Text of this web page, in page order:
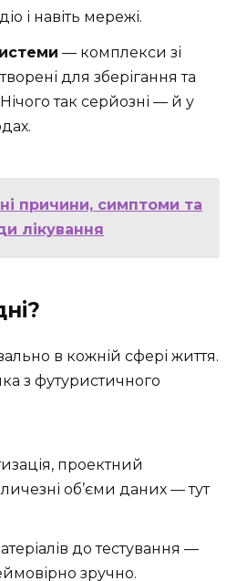
і навіть мережі.
— комплекси зі
для зберігання та
так серйозні — й у
причини, симптоми та
лікування
в кожній сфері життя.
з футуристичного
проектний
об’єми даних — тут
до тестування —
зручно.